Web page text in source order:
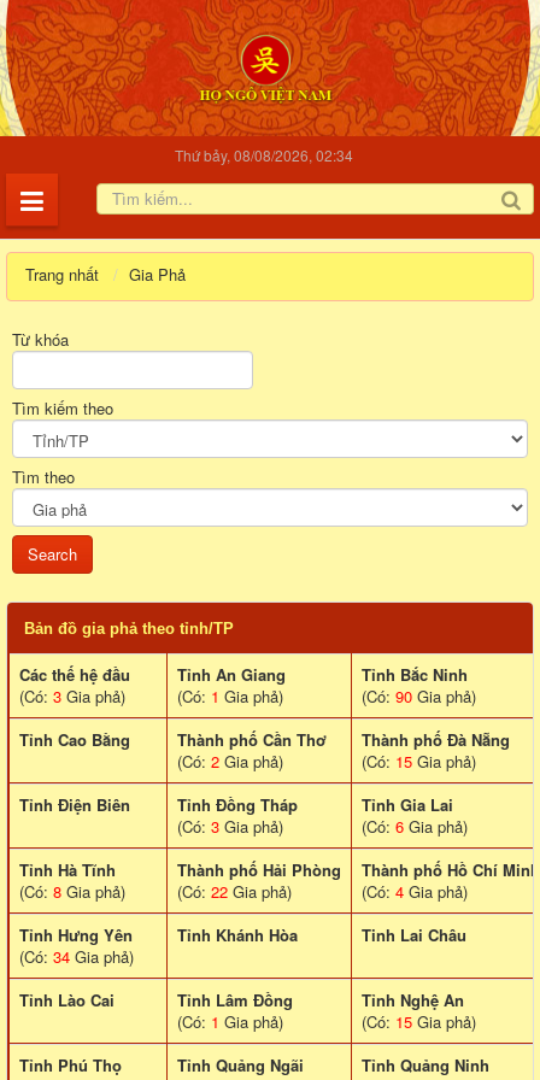
Thứ bảy, 08/08/2026, 02:34
Trang nhất Gia Phả
Từ khóa
Tìm kiếm theo
Tìm theo
Bản đồ gia phả theo tỉnh/TP
Các thế hệ đầu
(Có: 3 Gia phả)
Tỉnh An Giang
(Có: 1 Gia phả)
Tỉnh Bắc Ninh
(Có: 90 Gia phả)
Tỉnh Cao Bằng
Thành phố Cần Thơ
(Có: 2 Gia phả)
Thành phố Đà Nẵng
(Có: 15 Gia phả)
Tỉnh Điện Biên
Tỉnh Đồng Tháp
(Có: 3 Gia phả)
Tỉnh Gia Lai
(Có: 6 Gia phả)
Tỉnh Hà Tĩnh
(Có: 8 Gia phả)
Thành phố Hải Phòng
(Có: 22 Gia phả)
Thành phố Hồ Chí Minh
(Có: 4 Gia phả)
Tỉnh Hưng Yên
(Có: 34 Gia phả)
Tỉnh Khánh Hòa Tinh Lai Châu
Tỉnh Lào Cai
Tỉnh Lâm Đồng
(Có: 1 Gia phả)
Tỉnh Nghệ An
(Có: 15 Gia phả)
Tỉnh Phú Thọ
Tỉnh Quảng Ngãi
Tỉnh Quảng Ninh